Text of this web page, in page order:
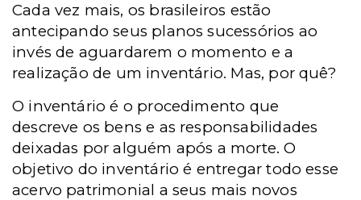
Cada vez mais, os brasileiros estão
antecipando seus planos sucessórios ao
invés de aguardarem o momento e a
realização de um inventário. Mas, por quê?
O inventário é o procedimento que
descreve os bens e as responsabilidades
deixadas por alguém após a morte. O
objetivo do inventário é entregar todo esse
acervo patrimonial a seus mais novos